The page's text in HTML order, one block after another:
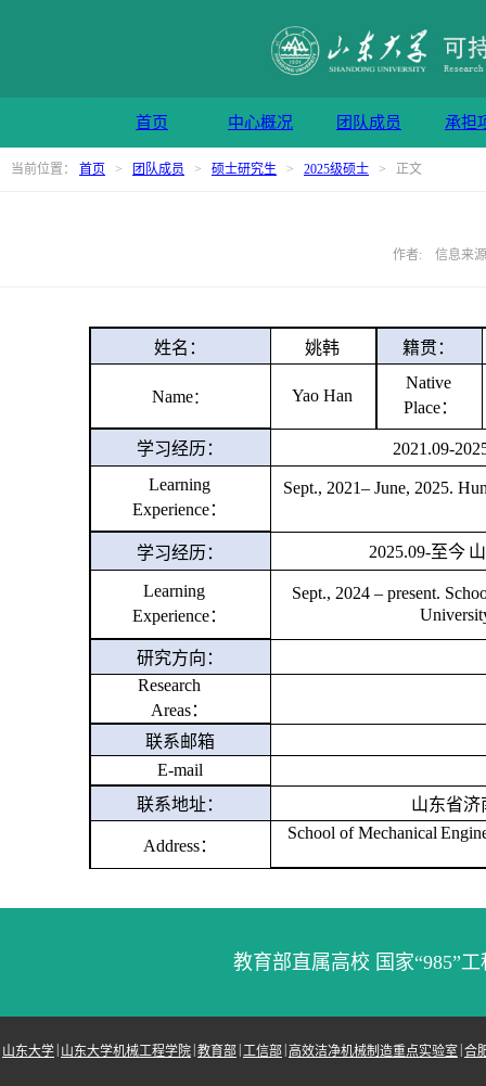
首页 中心概况 团队成员 承担
当前位置： 首页 > 团队成员 > 硕士研究生 > 2025级硕士 > 正文
作者: 信息来
姓名： 姚韩 籍贯：
Name： Yao Han
Native
Place：
学习经历： 2021 .09-202
Learning
Experience：
Sept., 2021– June, 2025.
学习经历： 2025.09-至今
Learning
Experience：
Sept., 2024 – present.
研究方向：
Research
Areas：
联系邮箱
E-mail
联系地址：
山东省济
Address：
School of Mechanical
教育部直属高校 国家“985”
山东大学 | 山东大学机械工程学院 |教育部 | 工信部 |高效洁净机械制造重点实验室 |合